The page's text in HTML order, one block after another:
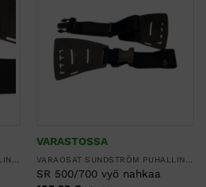
VARASTOSSA
SR 500/700 vyö nahkaa